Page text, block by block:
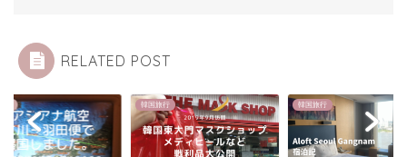
RELATED POST
韓国旅行 韓国旅行